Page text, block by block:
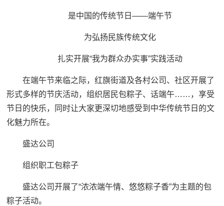
是中国的传统节日——端午节
为弘扬民族传统文化
扎实开展“我为群众办实事”实践活动
在端午节来临之际，红旗街道及各村公司、社区开展了
形式多样的节庆活动，组织居民包粽子、话端午……，享受
节日的快乐，同时让大家更深切地感受到中华传统节日的文
化魅力所在。
盛达公司
组织职工包粽子
盛达公司开展了“浓浓端午情、悠悠粽子香”为主题的包
粽子活动。